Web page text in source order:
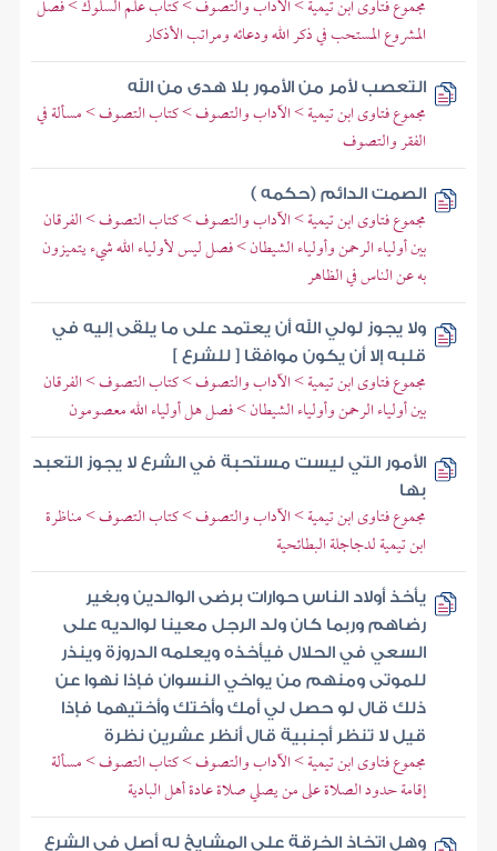
مجموع فتاوى ابن تيمية > الآداب والتصوف > كتاب علم السلوك > فصل
المشروع المستحب في ذكر الله ودعائه ومراتب الأذكار
التعصب لأمر من الأمور بلا هدى من الله
مجموع فتاوى ابن تيمية > الآداب والتصوف > كتاب التصوف > مسألة في
الفقر والتصوف
الصمت الدائم (حكمه )
مجموع فتاوى ابن تيمية > الآداب والتصوف > كتاب التصوف > الفرقان
بين أولياء الرحمن وأولياء الشيطان > فصل ليس لأولياء الله شيء يتميزون
به عن الناس في الظاهر
ولا يجوز لولي الله أن يعتمد على ما يلقى إليه في
قلبه إلا أن يكون موافقا [ للشرع ]
مجموع فتاوى ابن تيمية > الآداب والتصوف > كتاب التصوف > الفرقان
بين أولياء الرحمن وأولياء الشيطان > فصل هل أولياء الله معصومون
الأمور التي ليست مستحبة في الشرع لا يجوز التعبد
بها
مجموع فتاوى ابن تيمية > الآداب والتصوف > كتاب التصوف > مناظرة
ابن تيمية لدجاجلة البطائحية
يأخذ أولاد الناس حوارات برضى الوالدين وبغير
رضاهم وربما كان ولد الرجل معينا لوالديه على
السعي في الحلال فيأخذه ويعلمه الدروزة وينذر
للموتى ومنهم من يواخي النسوان فإذا نهوا عن
ذلك قال لو حصل لي أمك وأختك وأختيهما فإذا
قيل لا تنظر أجنبية قال أنظر عشرين نظرة
مجموع فتاوى ابن تيمية > الآداب والتصوف > كتاب التصوف > مسألة
إقامة حدود الصلاة على من يصلي صلاة عادة أهل البادية
وهل اتخاذ الخرقة على المشايخ له أصل في الشرع